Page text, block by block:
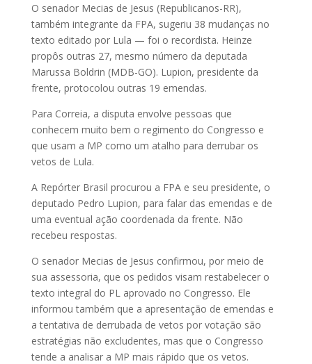
O senador Mecias de Jesus (Republicanos-RR),
também integrante da FPA, sugeriu 38 mudanças no
texto editado por Lula — foi o recordista. Heinze
propôs outras 27, mesmo número da deputada
Marussa Boldrin (MDB-GO). Lupion, presidente da
frente, protocolou outras 19 emendas.
Para Correia, a disputa envolve pessoas que
conhecem muito bem o regimento do Congresso e
que usam a MP como um atalho para derrubar os
vetos de Lula.
A Repórter Brasil procurou a FPA e seu presidente, o
deputado Pedro Lupion, para falar das emendas e de
uma eventual ação coordenada da frente. Não
recebeu respostas.
O senador Mecias de Jesus confirmou, por meio de
sua assessoria, que os pedidos visam restabelecer o
texto integral do PL aprovado no Congresso. Ele
informou também que a apresentação de emendas e
a tentativa de derrubada de vetos por votação são
estratégias não excludentes, mas que o Congresso
tende a analisar a MP mais rápido que os vetos.